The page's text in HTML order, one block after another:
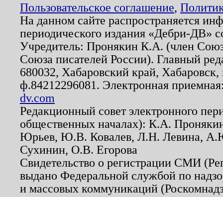
Пользовательское соглашение,
На данном сайте распространяется
периодического издания «Дебри-ДВ»
Учредитель: Пронякин К.А. (член
Союза писателей России). Главный
680032, Хабаровский край,
ф.84212296081. Электронная
dv.com
Редакционный совет электронного
общественных началах): К.А.
Юрьев, Ю.В. Ковалев, Л.Н. Левина,
Сухинин, О.В. Егорова
Свидетельство о регистрации СМИ
выдано Федеральной службой по
и массовых коммуникаций